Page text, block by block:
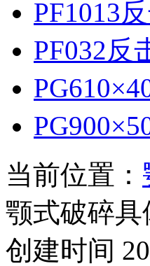
PF1013
PF032反
当前位置：
颚式破碎
创建时间